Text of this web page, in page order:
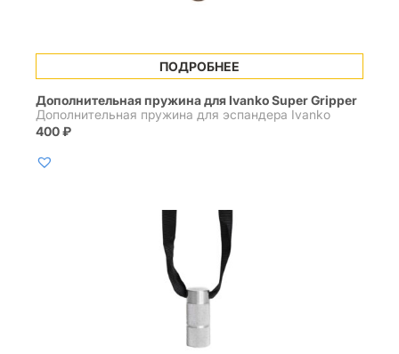
ПОДРОБНЕЕ
Дополнительная пружина для Ivanko Super Gripper
Дополнительная пружина для эспандера Ivanko
400₽